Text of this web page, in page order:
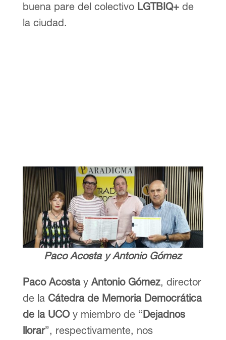
buena pare del colectivo LGTBIQ+de
la ciudad.
Paco Acosta y Antonio Gómez
Paco Acostay Antonio Gómez, director
de la Cátedra de Memoria Democrática
de la UCOy miembro de “Dejadnos
llorar”, respectivamente, nos